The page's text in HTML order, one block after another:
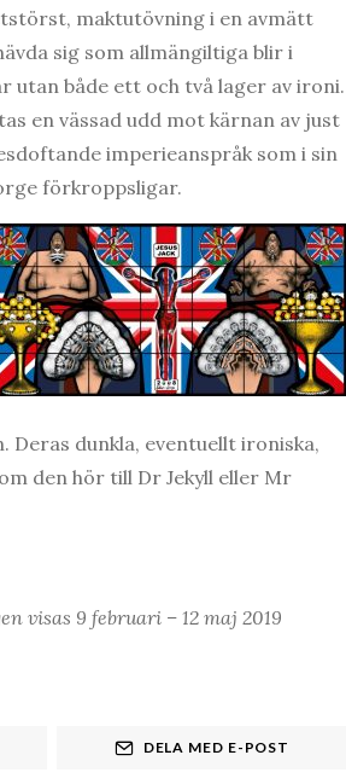
maktutövning i en avmätt
sig som allmängiltiga blir i
utan både ett och två lager av ironi.
en vässad udd mot kärnan av just
imperieanspråk som i sin
förkroppsligar.
dunkla, eventuellt ironiska,
den hör till Dr Jekyll eller Mr
visas 9 februari – 12 maj 2019
DELA MED E-POST